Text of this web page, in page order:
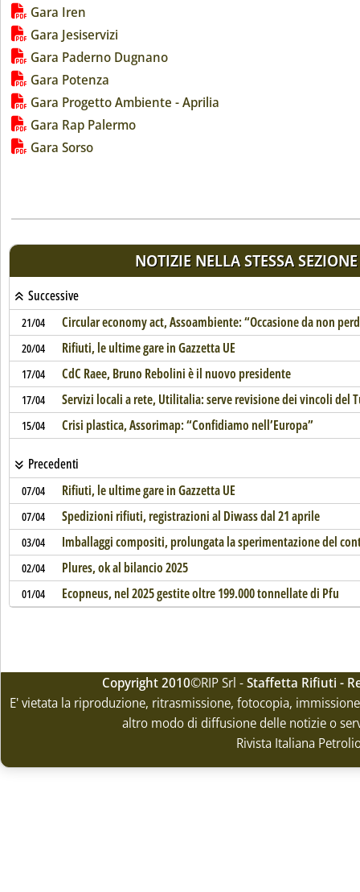
Gara Iren
Gara Jesiservizi
Gara Paderno Dugnano
Gara Potenza
Gara Progetto Ambiente - Aprilia
Gara Rap Palermo
Gara Sorso
NOTIZIE NELLA STESSA SEZIONE
Successive
21/04 Circular economy act, Assoambiente: “Occasione da non
20/04 Rifiuti, le ultime gare in Gazzetta UE
17/04 CdC Raee, Bruno Rebolini è il nuovo presidente
17/04 Servizi locali a rete, Utilitalia: serve revisione dei vincoli del
15/04 Crisi plastica, Assorimap: “Confidiamo nell’Europa”
Precedenti
07/04 Rifiuti, le ultime gare in Gazzetta UE
07/04 Spedizioni rifiuti, registrazioni al Diwass dal 21 aprile
03/04 Imballaggi compositi, prolungata la sperimentazione del
02/04 Plures, ok al bilancio 2025
01/04 Ecopneus, nel 2025 gestite oltre 199.000 tonnellate di Pfu
Copyright 2010©RIP Srl -Staffetta Rifiuti -
E' vietata la riproduzione, ritrasmissione, fotocopia,
altro modo di diffusione delle notizie o
Rivista Italiana